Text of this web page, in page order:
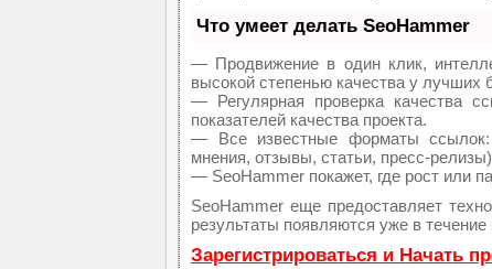
Что умеет делать SeoHammer
— Продвижение в один клик,
высокой степенью качества у лучших
— Регулярная проверка качества
показателей качества проекта.
— Все известные форматы ссылок:
мнения, отзывы, статьи, пресс-
— SeoHammer покажет, где рост или
SeoHammer еще предоставляет
результаты появляются уже в
Зарегистрироваться и Начать